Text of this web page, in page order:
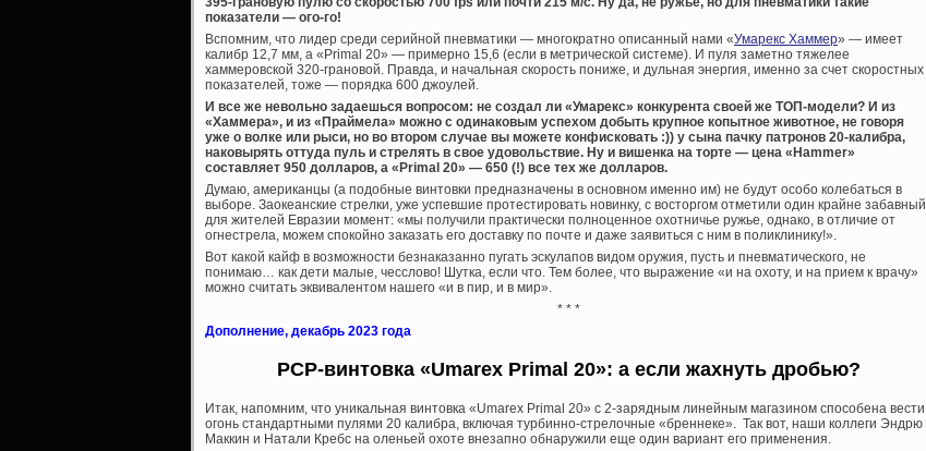
показатели — ого-го!
Вспомним, что лидер среди серийной пневматики — многократно описанный нами «Умарекс Хаммер» — имеет
калибр 12,7 мм, а «Primal 20» — примерно 15,6 (если в метрической системе). И пуля заметно тяжелее
хаммеровской 320-грановой. Правда, и начальная скорость пониже, и дульная энергия, именно за счет скоростных
показателей, тоже — порядка 600 джоулей.
И все же невольно задаешься вопросом: не создал ли «Умарекс» конкурента своей же ТОП-модели? И из
«Хаммера», и из «Праймела» можно с одинаковым успехом добыть крупное копытное животное, не говоря
уже о волке или рыси, но во втором случае вы можете конфисковать :)) у сына пачку патронов 20-калибра,
наковырять оттуда пуль и стрелять в свое удовольствие. Ну и вишенка на торте — цена «Hammer»
составляет 950 долларов, а «Primal 20» — 650 (!) все тех же долларов.
Думаю, американцы (а подобные винтовки предназначены в основном именно им) не будут особо колебаться в
выборе. Заокеанские стрелки, уже успевшие протестировать новинку, с восторгом отметили один крайне забавный
для жителей Евразии момент: «мы получили практически полноценное охотничье ружье, однако, в отличие от
огнестрела, можем спокойно заказать его доставку по почте и даже заявиться с ним в поликлинику!».
Вот какой кайф в возможности безнаказанно пугать эскулапов видом оружия, пусть и пневматического, не
понимаю… как дети малые, чесслово! Шутка, если что. Тем более, что выражение «и на охоту, и на прием к врачу»
можно считать эквивалентом нашего «и в пир, и в мир».
* * *
Дополнение, декабрь 2023 года
PCP-винтовка «Umarex Primal 20»: а если жахнуть дробью?
Итак, напомним, что уникальная винтовка «Umarex Primal 20» с 2-зарядным линейным магазином способена вести
огонь стандартными пулями 20 калибра, включая турбинно-стрелочные «бреннеке». Так вот, наши коллеги Эндрю
Маккин и Натали Кребс на оленьей охоте внезапно обнаружили еще один вариант его применения.